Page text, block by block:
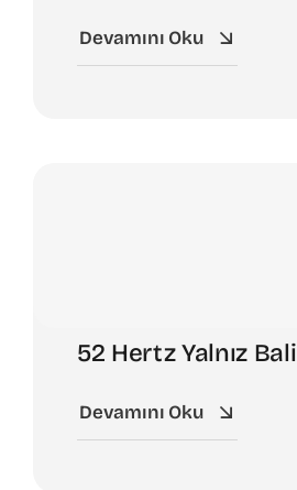
Devamını Oku
52 Hertz Yalnız
Devamını Oku